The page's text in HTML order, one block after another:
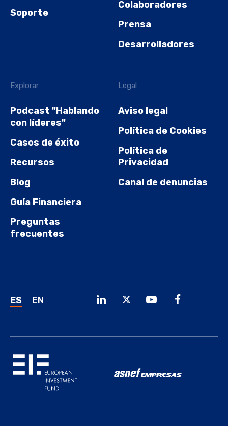
Soporte
Colaboradores
Prensa
Desarrolladores
Explorar
Podcast "Hablando
con líderes"
Casos de éxito
Recursos
Blog
Guía Financiera
Preguntas
frecuentes
Legal
Aviso legal
Política de Cookies
Política de
Privacidad
Canal de denuncias
ES EN